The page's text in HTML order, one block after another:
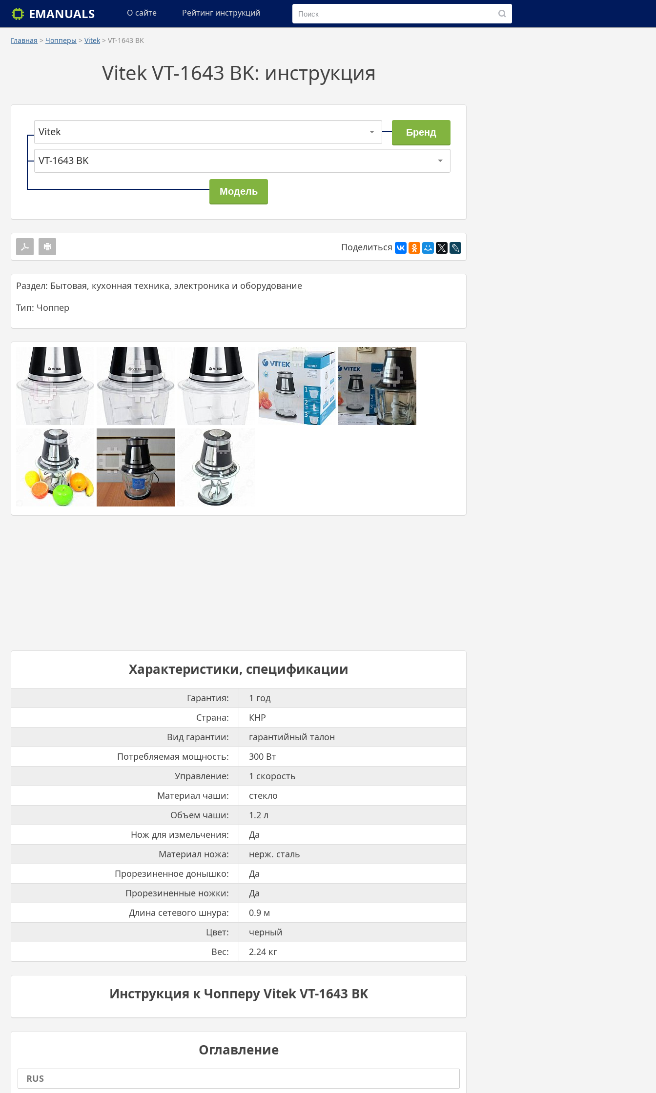
EMANUALS О сайте Рейтинг инструкций
Главная > Чопперы > Vitek > VT-1643 BK
Vitek VT-1643 BK: инструкция
Vitek
VT-1643 BK
Поделиться
Раздел: Бытовая, кухонная техника, электроника и оборудование
Тип: Чоппер
Характеристики, спецификации
Гарантия:
1 год
Страна:
КНР
Вид гарантии:
гарантийный талон
Потребляемая мощность:
300 Вт
Управление:
1 скорость
Материал чаши:
стекло
Объем чаши:
1.2 л
Нож для измельчения:
Да
Материал ножа:
нерж. сталь
Прорезиненное донышко:
Да
Прорезиненные ножки:
Да
Длина сетевого шнура:
0.9 м
Цвет:
черный
Вес:
2.24 кг
Инструкция к Чопперу Vitek VT-1643 BK
Оглавление
RUS